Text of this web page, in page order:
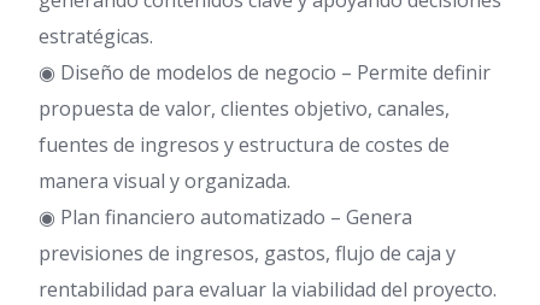
estratégicas.
◉ Diseño de modelos de negocio – Permite definir
propuesta de valor, clientes objetivo, canales,
fuentes de ingresos y estructura de costes de
manera visual y organizada.
◉ Plan financiero automatizado – Genera
previsiones de ingresos, gastos, flujo de caja y
rentabilidad para evaluar la viabilidad del proyecto.